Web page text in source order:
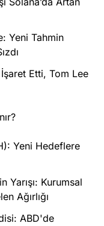
Yeni Tahmin
Etti, Tom Lee
Yeni Hedeflere
Yarışı: Kurumsal
Ağırlığı
ABD'de